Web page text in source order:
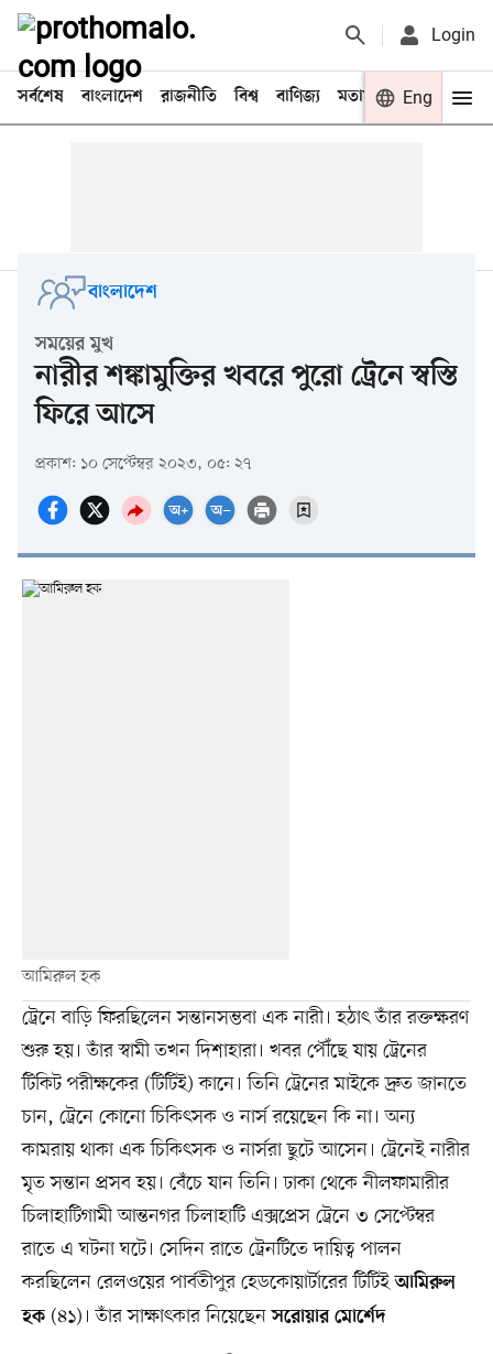
Login
সর্বশেষ বাংলাদেশ রাজনীতি বিশ্ব বাণিজ্য মতামত খেলা
Eng
বাংলাদেশ
সময়ের মুখ
নারীর শঙ্কামুক্তির খবরে পুরো ট্রেনে স্বস্তি
ফিরে আসে
প্রকাশ: ১০ সেপ্টেম্বর ২০২৩, ০৫: ২৭
আমিরুল হক
ট্রেনে বাড়ি ফিরছিলেন সন্তানসম্ভবা এক নারী। হঠাৎ তাঁর রক্তক্ষরণ
শুরু হয়। তাঁর স্বামী তখন দিশাহারা। খবর পৌঁছে যায় ট্রেনের
টিকিট পরীক্ষকের (টিটিই) কানে। তিনি ট্রেনের মাইকে দ্রুত জানতে
চান, ট্রেনে কোনো চিকিৎসক ও নার্স রয়েছেন কি না। অন্য
কামরায় থাকা এক চিকিৎসক ও নার্সরা ছুটে আসেন। ট্রেনেই নারীর
মৃত সন্তান প্রসব হয়। বেঁচে যান তিনি। ঢাকা থেকে নীলফামারীর
চিলাহাটিগামী আন্তনগর চিলাহাটি এক্সপ্রেস ট্রেনে ৩ সেপ্টেম্বর
রাতে এ ঘটনা ঘটে। সেদিন রাতে ট্রেনটিতে দায়িত্ব পালন
করছিলেন রেলওয়ের পার্বতীপুর হেডকোয়ার্টারের টিটিইআমিরুল
হক(৪১)। তাঁর সাক্ষাৎকার নিয়েছেনসরোয়ার মোর্শেদ